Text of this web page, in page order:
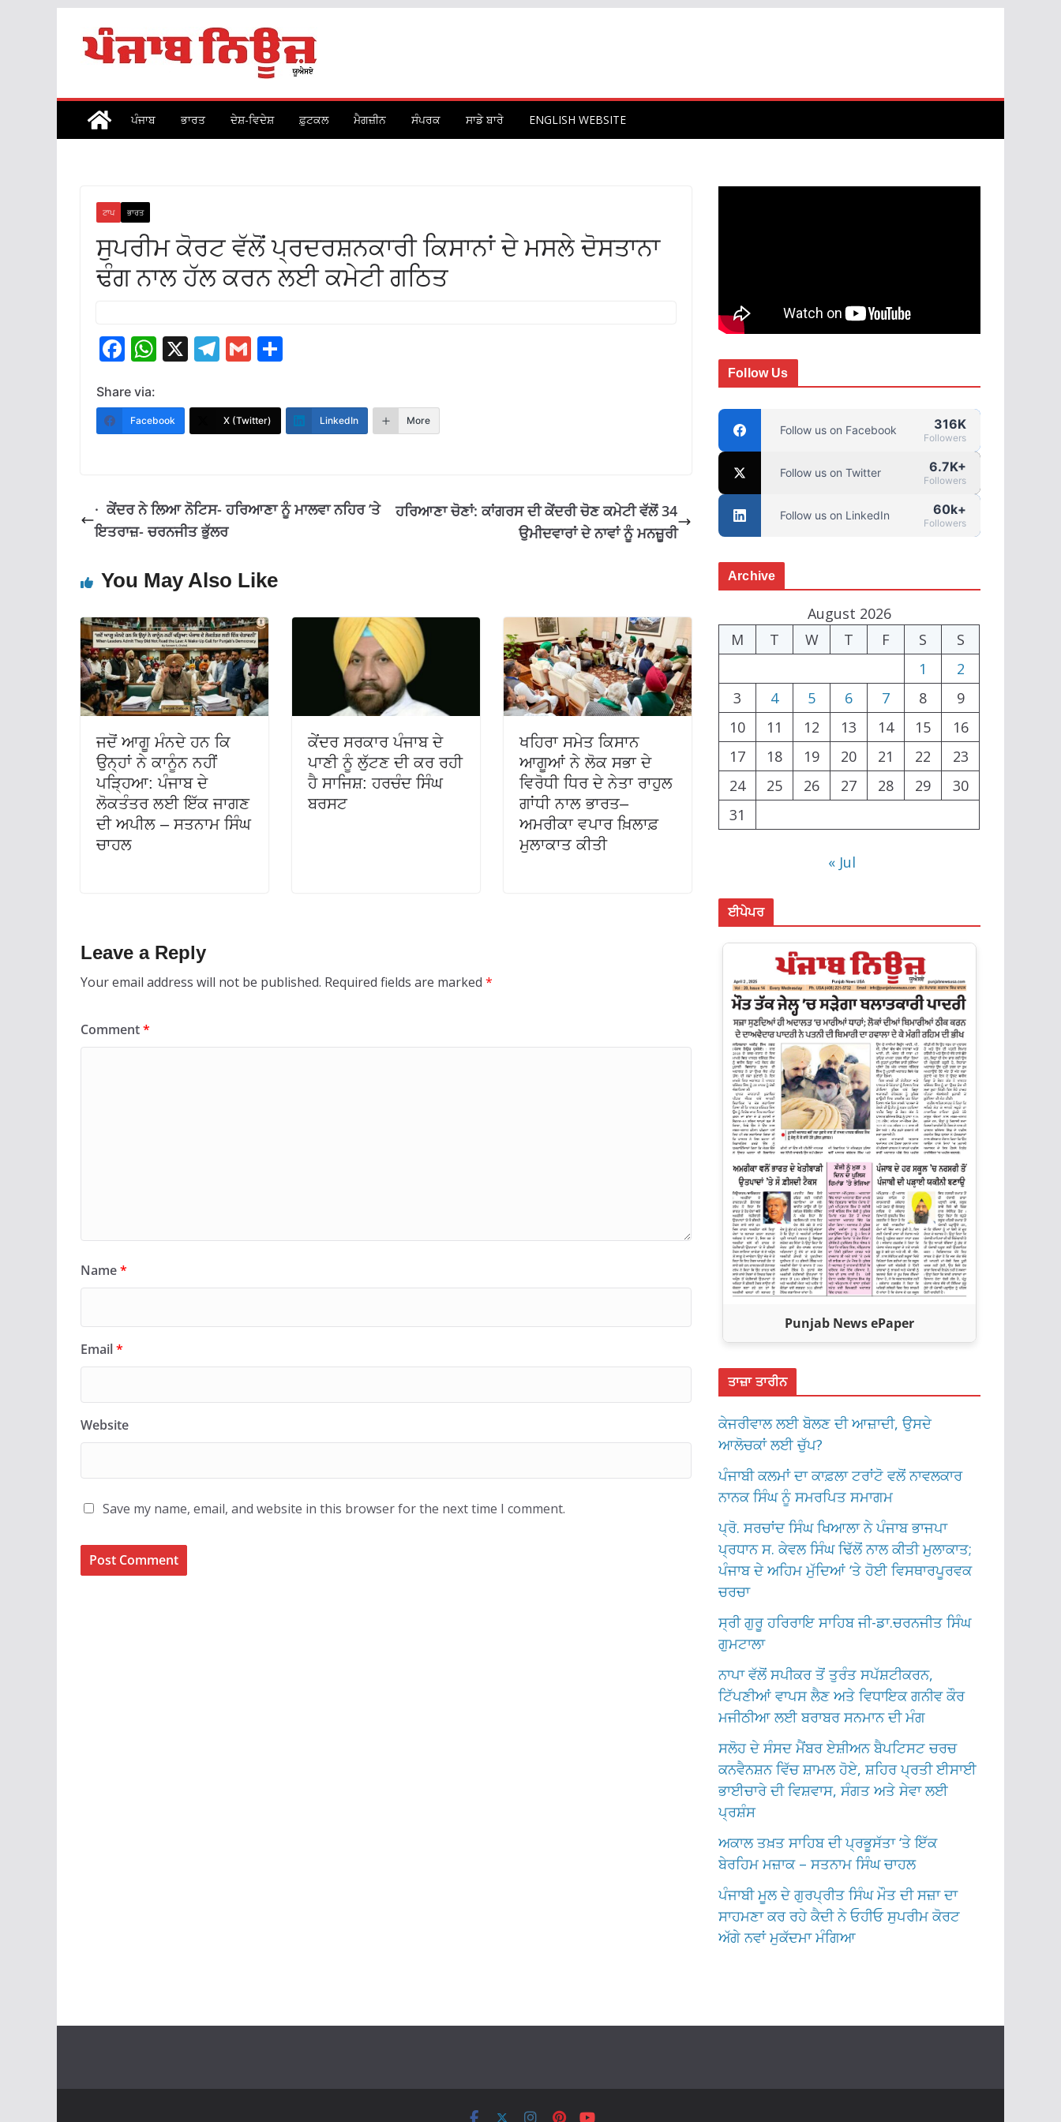
content
ਪੰਜਾਬ ਭਾਰਤ ਦੇਸ਼-ਵਿਦੇਸ਼ ਫ਼ੁਟਕਲ ਮੈਗਜ਼ੀਨ ਸੰਪਰਕ ਸਾਡੇ ਬਾਰੇ ENGLISH WEBSITE
ਟਾਪ ਭਾਰਤ
ਸੁਪਰੀਮ ਕੋਰਟ ਵੱਲੋਂ ਪ੍ਰਦਰਸ਼ਨਕਾਰੀ ਕਿਸਾਨਾਂ ਦੇ ਮਸਲੇ ਦੋਸਤਾਨਾ
ਢੰਗ ਨਾਲ ਹੱਲ ਕਰਨ ਲਈ ਕਮੇਟੀ ਗਠਿਤ
F
e
b
k
W
at
s
p
X T
e
gr
G
ai
l
ar
e
Share via:
Facebook X (Twitter) LinkedIn More
· ਕੇਂਦਰ ਨੇ ਲਿਆ ਨੋਟਿਸ- ਹਰਿਆਣਾ ਨੂੰ ਮਾਲਵਾ ਨਹਿਰ ’ਤੇ
ਇਤਰਾਜ਼- ਚਰਨਜੀਤ ਭੁੱਲਰ
ਹਰਿਆਣਾ ਚੋਣਾਂ: ਕਾਂਗਰਸ ਦੀ ਕੇਂਦਰੀ ਚੋਣ ਕਮੇਟੀ ਵੱਲੋਂ 34
ਉਮੀਦਵਾਰਾਂ ਦੇ ਨਾਵਾਂ ਨੂੰ ਮਨਜ਼ੂਰੀ
You May Also Like
ਜਦੋਂ ਆਗੂ ਮੰਨਦੇ ਹਨ ਕਿ
ਉਨ੍ਹਾਂ ਨੇ ਕਾਨੂੰਨ ਨਹੀਂ
ਪੜ੍ਹਿਆ: ਪੰਜਾਬ ਦੇ
ਲੋਕਤੰਤਰ ਲਈ ਇੱਕ ਜਾਗਣ
ਦੀ ਅਪੀਲ – ਸਤਨਾਮ ਸਿੰਘ
ਚਾਹਲ
ਕੇਂਦਰ ਸਰਕਾਰ ਪੰਜਾਬ ਦੇ
ਪਾਣੀ ਨੂੰ ਲੁੱਟਣ ਦੀ ਕਰ ਰਹੀ
ਹੈ ਸਾਜਿਸ਼: ਹਰਚੰਦ ਸਿੰਘ
ਬਰਸਟ
ਖਹਿਰਾ ਸਮੇਤ ਕਿਸਾਨ
ਆਗੂਆਂ ਨੇ ਲੋਕ ਸਭਾ ਦੇ
ਵਿਰੋਧੀ ਧਿਰ ਦੇ ਨੇਤਾ ਰਾਹੁਲ
ਗਾਂਧੀ ਨਾਲ ਭਾਰਤ–
ਅਮਰੀਕਾ ਵਪਾਰ ਖ਼ਿਲਾਫ਼
ਮੁਲਾਕਾਤ ਕੀਤੀ
Leave a Reply
Your email address will not be published. Required fields are marked *
Comment*
Name*
Email*
Website
Save my name, email, and website in this browser for the next time I comment.
Follow Us
Follow us on Facebook 316K
Followers
Follow us on Twitter 6.7K+
Followers
Follow us on LinkedIn 60k+
Followers
Archive
August 2026
M
T W T F S
S
1
2
3
4 5 6 7 8
9
10
11 12 13 14 15
16
17
18 19 20 21 22
23
24
25 26 27 28 29
30
31
« Jul
ਈਪੇਪਰ
Punjab News ePaper
ਤਾਜ਼ਾ ਤਾਰੀਨ
ਕੇਜਰੀਵਾਲ ਲਈ ਬੋਲਣ ਦੀ ਆਜ਼ਾਦੀ, ਉਸਦੇ
ਆਲੋਚਕਾਂ ਲਈ ਚੁੱਪ?
ਪੰਜਾਬੀ ਕਲਮਾਂ ਦਾ ਕਾਫ਼ਲਾ ਟਰਾਂਟੋ ਵਲੋਂ ਨਾਵਲਕਾਰ
ਨਾਨਕ ਸਿੰਘ ਨੂੰ ਸਮਰਪਿਤ ਸਮਾਗਮ
ਪ੍ਰੋ. ਸਰਚਾਂਦ ਸਿੰਘ ਖਿਆਲਾ ਨੇ ਪੰਜਾਬ ਭਾਜਪਾ
ਪ੍ਰਧਾਨ ਸ. ਕੇਵਲ ਸਿੰਘ ਢਿੱਲੋਂ ਨਾਲ ਕੀਤੀ ਮੁਲਾਕਾਤ;
ਪੰਜਾਬ ਦੇ ਅਹਿਮ ਮੁੱਦਿਆਂ ‘ਤੇ ਹੋਈ ਵਿਸਥਾਰਪੂਰਵਕ
ਚਰਚਾ
ਸ੍ਰੀ ਗੁਰੂ ਹਰਿਰਾਇ ਸਾਹਿਬ ਜੀ-ਡਾ.ਚਰਨਜੀਤ ਸਿੰਘ
ਗੁਮਟਾਲਾ
ਨਾਪਾ ਵੱਲੋਂ ਸਪੀਕਰ ਤੋਂ ਤੁਰੰਤ ਸਪੱਸ਼ਟੀਕਰਨ,
ਟਿੱਪਣੀਆਂ ਵਾਪਸ ਲੈਣ ਅਤੇ ਵਿਧਾਇਕ ਗਨੀਵ ਕੌਰ
ਮਜੀਠੀਆ ਲਈ ਬਰਾਬਰ ਸਨਮਾਨ ਦੀ ਮੰਗ
ਸਲੋਹ ਦੇ ਸੰਸਦ ਮੈਂਬਰ ਏਸ਼ੀਅਨ ਬੈਪਟਿਸਟ ਚਰਚ
ਕਨਵੈਨਸ਼ਨ ਵਿੱਚ ਸ਼ਾਮਲ ਹੋਏ, ਸ਼ਹਿਰ ਪ੍ਰਤੀ ਈਸਾਈ
ਭਾਈਚਾਰੇ ਦੀ ਵਿਸ਼ਵਾਸ, ਸੰਗਤ ਅਤੇ ਸੇਵਾ ਲਈ
ਪ੍ਰਸ਼ੰਸ
ਅਕਾਲ ਤਖ਼ਤ ਸਾਹਿਬ ਦੀ ਪ੍ਰਭੂਸੱਤਾ ‘ਤੇ ਇੱਕ
ਬੇਰਹਿਮ ਮਜ਼ਾਕ – ਸਤਨਾਮ ਸਿੰਘ ਚਾਹਲ
ਪੰਜਾਬੀ ਮੂਲ ਦੇ ਗੁਰਪ੍ਰੀਤ ਸਿੰਘ ਮੌਤ ਦੀ ਸਜ਼ਾ ਦਾ
ਸਾਹਮਣਾ ਕਰ ਰਹੇ ਕੈਦੀ ਨੇ ਓਹੀਓ ਸੁਪਰੀਮ ਕੋਰਟ
ਅੱਗੇ ਨਵਾਂ ਮੁਕੱਦਮਾ ਮੰਗਿਆ